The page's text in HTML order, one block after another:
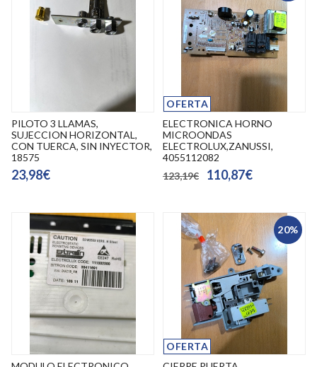
PILOTO 3 LLAMAS,
SUJECCION HORIZONTAL,
CON TUERCA, SIN INYECTOR,
18575
23,98€
OFERTA
ELECTRONICA HORNO
MICROONDAS
ELECTROLUX,ZANUSSI,
4055112082
123,19€
110,87€
20%
OFERTA